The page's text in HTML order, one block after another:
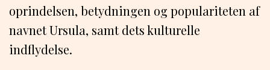
oprindelsen, betydningen og populariteten af
navnet Ursula, samt dets kulturelle
indflydelse.